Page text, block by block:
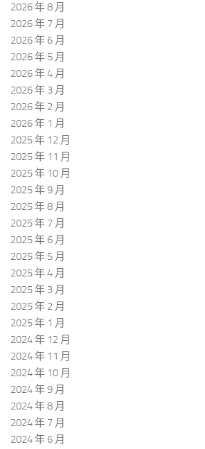
2026 年 8 月
2026 年 7 月
2026 年 6 月
2026 年 5 月
2026 年 4 月
2026 年 3 月
2026 年 2 月
2026 年 1 月
2025 年 12 月
2025 年 11 月
2025 年 10 月
2025 年 9 月
2025 年 8 月
2025 年 7 月
2025 年 6 月
2025 年 5 月
2025 年 4 月
2025 年 3 月
2025 年 2 月
2025 年 1 月
2024 年 12 月
2024 年 11 月
2024 年 10 月
2024 年 9 月
2024 年 8 月
2024 年 7 月
2024 年 6 月